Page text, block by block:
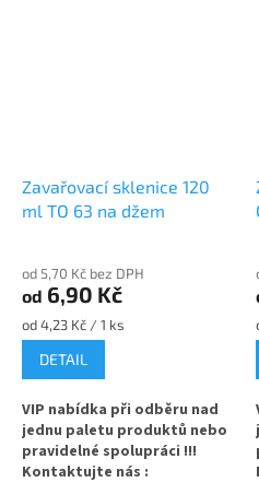
Zavařovací sklenice 120
ml TO 63 na džem
od 5,70 Kč bez DPH
od 6,90 Kč
Měrná
cena:
od 4,23 Kč / 1 ks
DETAIL
VIP nabídka při odběru nad
jednu paletu produktů nebo
pravidelné spolupráci !!!
Kontaktujte nás :